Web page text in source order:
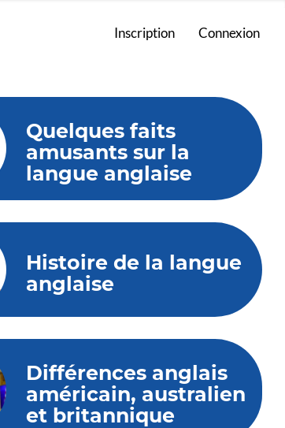
Inscription Connexion
Quelques faits
amusants sur la
langue anglaise
Histoire de la langue
anglaise
Différences anglais
américain, australien
et britannique